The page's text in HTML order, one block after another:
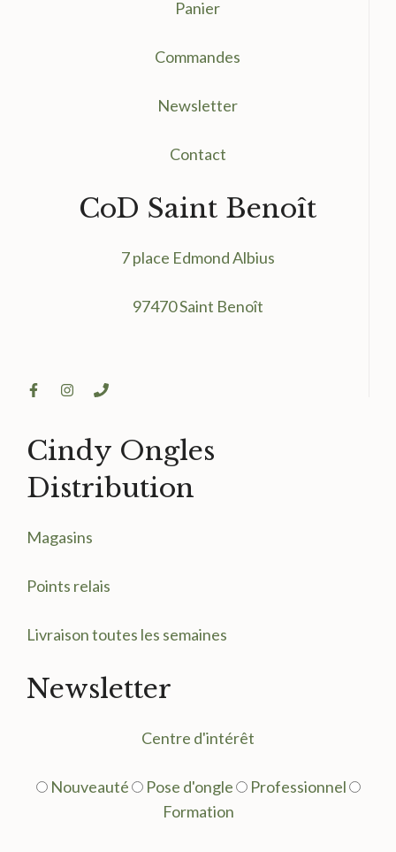
Panier
Commandes
Newsletter
Contact
CoD Saint Benoît
7 place Edmond Albius
97470 Saint Benoît
Cindy Ongles
Distribution
Magasins
Points relais
Livraison toutes les semaines
Newsletter
Centre d'intérêt
Nouveauté Pose d'ongle
Professionnel
Formation